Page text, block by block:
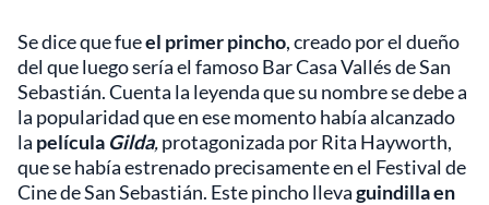
Se dice que fueel primer pincho, creado por el dueño
del que luego sería el famoso Bar Casa Vallés de San
Sebastián. Cuenta la leyenda que su nombre se debe a
la popularidad que en ese momento había alcanzado
la película Gilda,protagonizada por Rita Hayworth,
que se había estrenado precisamente en el Festival de
Cine de San Sebastián. Este pincho llevaguindilla en